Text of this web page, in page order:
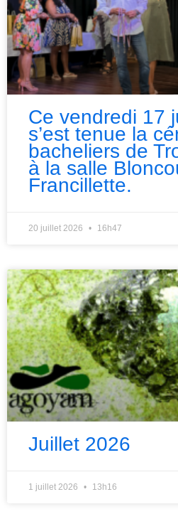
Ce vendredi 17
s’est tenue la
bacheliers de
à la salle
Francillette.
20 juillet 2026 16h47
Juillet 2026
1 juillet 2026 13h16